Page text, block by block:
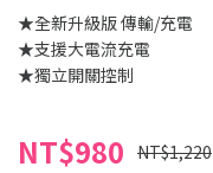
★全新升級版 傳輸/充電
★支援大電流充電
★獨立開關控制
NT$980 NT$1,220